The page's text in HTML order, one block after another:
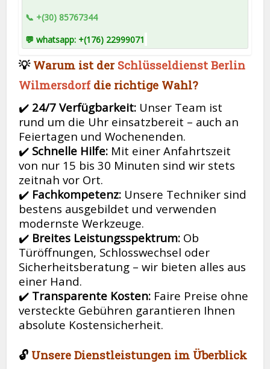
📞 +(30) 85767344
💬 whatsapp: +(176) 22999071
💡Warum ist der Schlüsseldienst Berlin
Wilmersdorfdie richtige Wahl?
✔️ 24/7 Verfügbarkeit: Unser Team ist
rund um die Uhr einsatzbereit – auch an
Feiertagen und Wochenenden.
✔️ Schnelle Hilfe: Mit einer Anfahrtszeit
von nur 15 bis 30 Minuten sind wir stets
zeitnah vor Ort.
✔️ Fachkompetenz: Unsere Techniker sind
bestens ausgebildet und verwenden
modernste Werkzeuge.
✔️ Breites Leistungsspektrum: Ob
Türöffnungen, Schlosswechsel oder
Sicherheitsberatung – wir bieten alles aus
einer Hand.
✔️ Transparente Kosten: Faire Preise ohne
versteckte Gebühren garantieren Ihnen
absolute Kostensicherheit.
🔓 Unsere Dienstleistungen im Überblick